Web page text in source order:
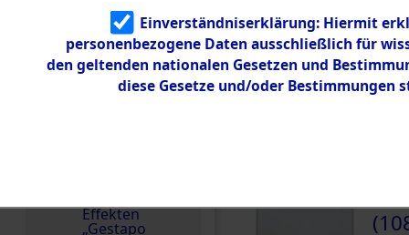
Effekten aus
dem KZ
Neuengamm
e
Dokument
Effekten
„Gestapo
andere Berechtigte)
Häftlingsnummer
58192
Einverständniserklärung: Hiermit
personenbezogene Daten ausschließlich für
den geltenden nationalen Gesetzen und
diese Gesetze und/oder Bestimmungen